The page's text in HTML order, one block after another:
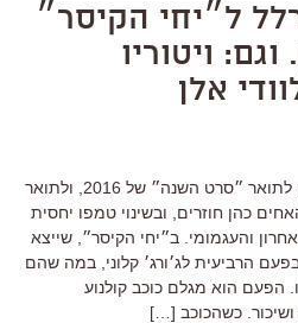
ל״יחי הקיסר״
ויטוריו
אלן
הו הו הו, הנה המועמד הראשון לתואר ״סרט השנה״ של 2016, ולתואר
השנה״ לשנת 2015. האחים כהן חוזרים, ובשינוי טמפו יחסית
והעגמומי. ב״יחי הקיסר״, שייצא
הרביעית לג׳ורג׳ קלוני, במה שהם
הפעם הוא מגלם כוכב קולנוע